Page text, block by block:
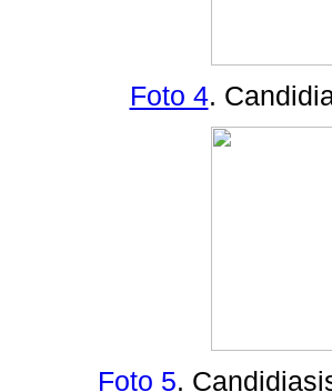
Foto 4.
Foto 5.